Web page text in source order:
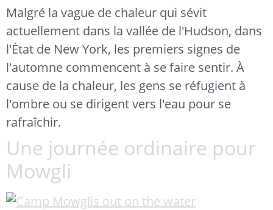
Malgré la vague de chaleur qui sévit
actuellement dans la vallée de l'Hudson, dans
l'État de New York, les premiers signes de
l'automne commencent à se faire sentir. À
cause de la chaleur, les gens se réfugient à
l'ombre ou se dirigent vers l'eau pour se
rafraîchir.
Une journée ordinaire pour
Mowgli